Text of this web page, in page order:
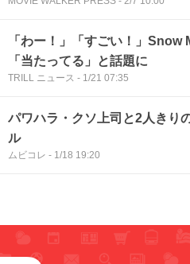
「わー！」「すごい！」
「当たってる」と話題に
TRILL ニュース - 1/21 07:35
パワハラ・クソ上司と2人きり
ル
ムビコレ - 1/18 19:20